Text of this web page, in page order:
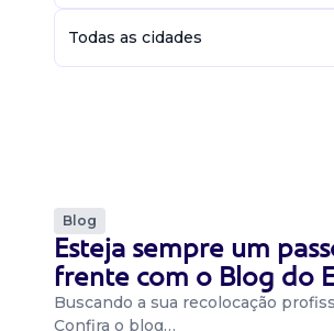
Todas as cidades
Blog
Esteja sempre um
frente com o Blog do
Buscando a sua recolocação
Confira o blog…